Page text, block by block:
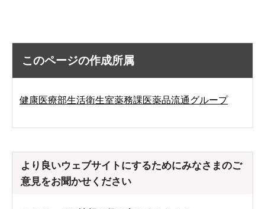
このページの作成所属
健康医療部生活衛生室薬務課医薬品流通グループ
より良いウェブサイトにするためにみなさまのご
意見をお聞かせください